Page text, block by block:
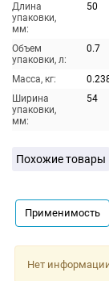
Длина
упаковки,
мм:
50
Объем
упаковки, л:
0.7
Масса, кг:
Ширина
упаковки,
мм:
54
Похожие товары
Применимость
Нет